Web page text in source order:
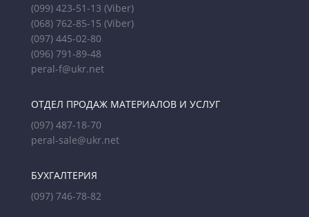
(099) 423-51-13 (Viber)
(068) 762-85-15 (Viber)
(097) 445-02-80
(096) 791-89-48
peral-f@ukr.net
ОТДЕЛ ПРОДАЖ МАТЕРИАЛОВ И УСЛУГ
(097) 487-18-70
peral-sale@ukr.net
БУХГАЛТЕРИЯ
(097) 746-78-82